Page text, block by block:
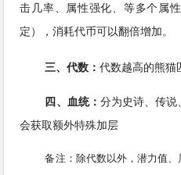
击几率、属性强化、等多个属
定），消耗代币可以翻倍增加。
三、代数：代数越高的熊猫
四、血统： 分为史诗、传说
会获取额外特殊加层
备注： 除代数以外，潜力值